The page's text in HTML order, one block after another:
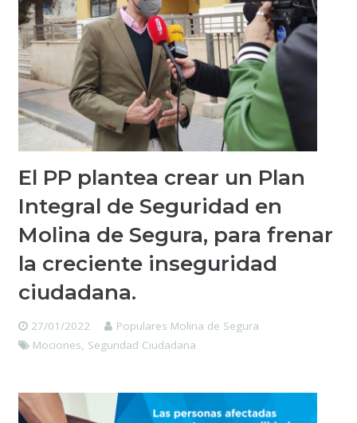
El PP plantea crear un Plan
Integral de Seguridad en
Molina de Segura, para frenar
la creciente inseguridad
ciudadana.
27/01/2022
Populares Molina de Segura
Mociones, Seguridad Ciudadana